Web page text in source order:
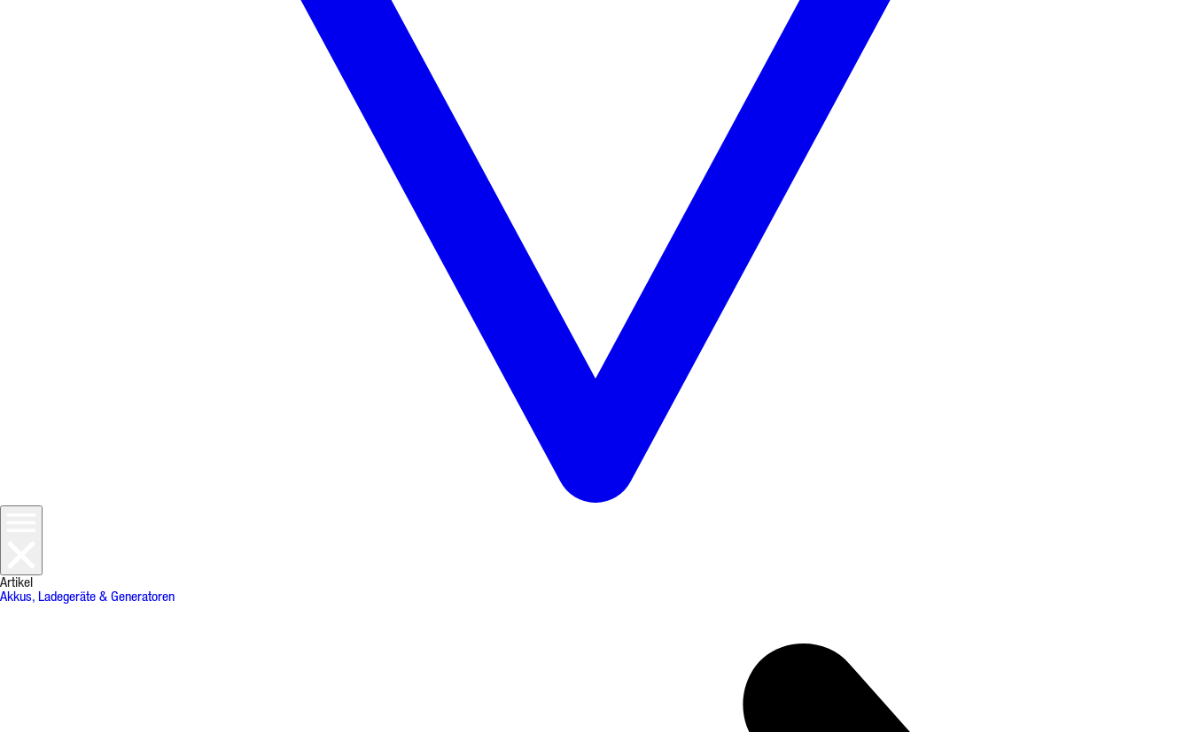
Artikel
Akkus, Ladegeräte & Generatoren